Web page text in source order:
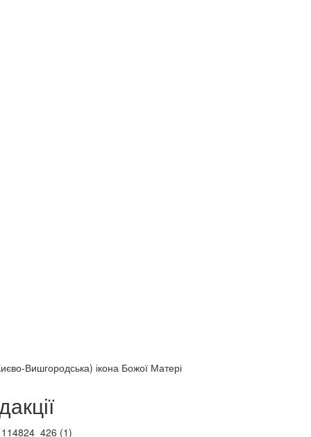
трансляции
Вишгородська) ікона Божої Матері